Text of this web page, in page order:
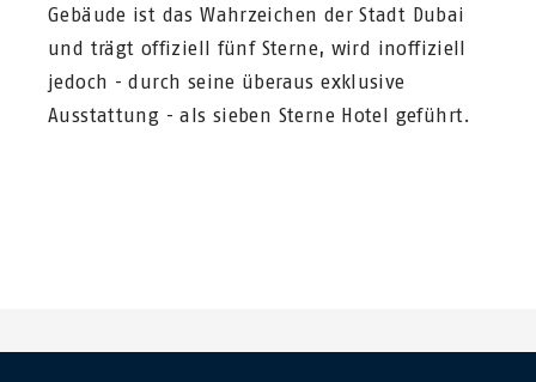
Gebäude ist das Wahrzeichen der Stadt Dubai
und trägt offiziell fünf Sterne, wird inoffiziell
jedoch - durch seine überaus exklusive
Ausstattung - als sieben Sterne Hotel geführt.